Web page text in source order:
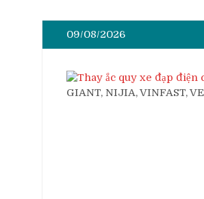
09/08/2026
GIANT, NIJIA, VINFAST,